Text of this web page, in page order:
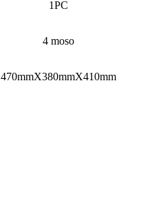
1PC
4 moso
470mmX380mmX410mm